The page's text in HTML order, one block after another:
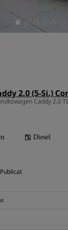
2.0 (5-Si.)
Caddy 2.0
Diesel